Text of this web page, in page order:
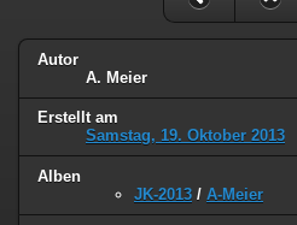
Autor
A. Meier
Erstellt am
Samstag, 19. Oktober 2013
Alben
JK-2013 / A-Meier